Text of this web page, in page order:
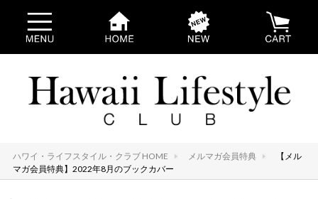
ハワイ・ライフスタイル・クラブ HOME メルマガ会員特典
【メル
マガ会員特典】2022年8月のブックカバー